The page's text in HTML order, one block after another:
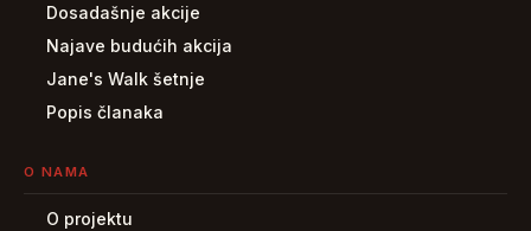
Dosadašnje akcije
Najave budućih akcija
Jane's Walk šetnje
Popis članaka
O NAMA
O projektu